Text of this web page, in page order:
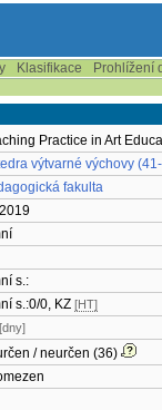
Klasifikace
Prohlížení
Practice in Art
výtvarné výchovy
fakulta
s.:
s.:0/0, KZ [HT]
[dny]
/ neurčen (36)